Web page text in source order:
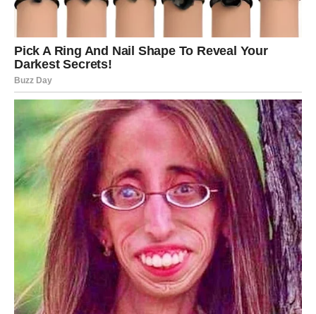
Biće trenutaka kada ćete zastati i shvatiti koliko se toga
promenilo. Neke želje koje ste skoro zaboravili počeće da
se ostvaruju. Neko će vam pružiti ljubav, podršku ili
priznanje koje ste dugo čekali. Upravo tada pojaviće se
suze – ali ovog puta to neće biti suze bola, već suze
ogromne sreće.